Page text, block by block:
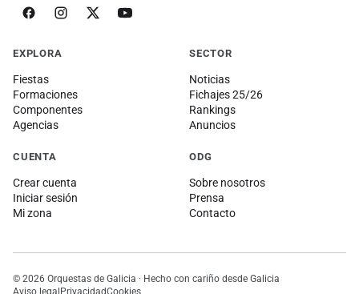
EXPLORA
Fiestas
Formaciones
Componentes
Agencias
SECTOR
Noticias
Fichajes 25/26
Rankings
Anuncios
CUENTA
Crear cuenta
Iniciar sesión
Mi zona
ODG
Sobre nosotros
Prensa
Contacto
© 2026 Orquestas de Galicia · Hecho con cariño desde Galicia
Aviso legalPrivacidadCookies